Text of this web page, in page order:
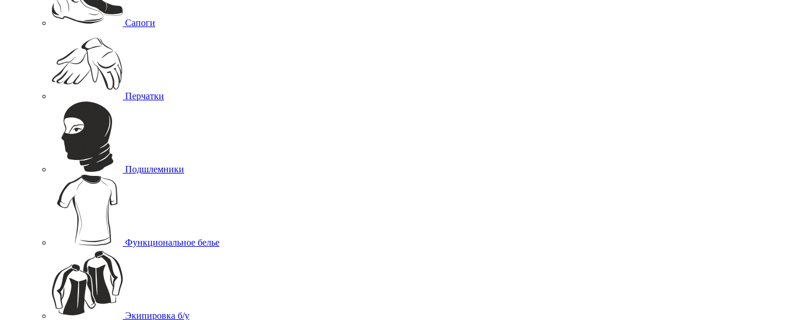
Сапоги
Перчатки
Подшлемники
Функциональное белье
Экипировка б/у